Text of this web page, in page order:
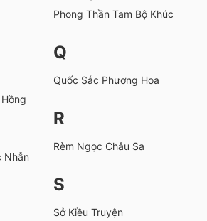
Nhẫn
Phong Thần Tam Bộ Khúc
Q
Quốc Sắc Phương Hoa
R
Rèm Ngọc Châu Sa
S
Sở Kiều Truyện